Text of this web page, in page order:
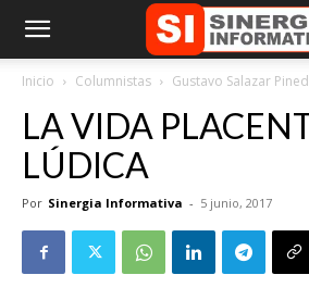
Inicio Columnistas Gustavo Salazar
LA VIDA
LÚDICA
Por Sinergia Informativa - 5 junio, 2017